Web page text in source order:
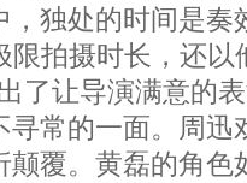
，独处的时间是奏
限拍摄时长，还以
出了让导演满意
寻常的一面。周迅
覆。黄磊的角色